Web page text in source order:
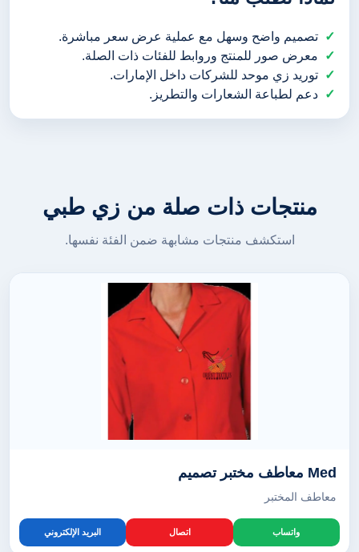
تصميم واضح وسهل مع عملية عرض سعر مباشرة.
معرض صور للمنتج وروابط للفئات ذات الصلة.
توريد زي موحد للشركات داخل الإمارات.
دعم لطباعة الشعارات والتطريز.
منتجات ذات صلة من زي طبي
استكشف منتجات مشابهة ضمن الفئة نفسها.
Med معاطف مختبر تصميم
معاطف المختبر
واتساب اتصال البريد الإلكتروني